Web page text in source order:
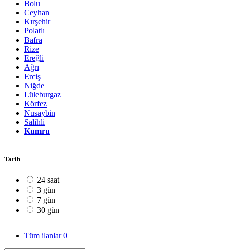
Bolu
Ceyhan
Kırşehir
Polatlı
Bafra
Rize
Ereğli
Ağrı
Erciş
Niğde
Lüleburgaz
Körfez
Nusaybin
Salihli
Kumru
Tarih
24 saat
3 gün
7 gün
30 gün
Tüm ilanlar0